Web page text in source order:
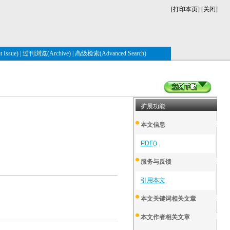
[打印本页] [关闭]
Issue)| 过刊浏览(Archive)| 高级检索(Advanced Search)
扩展功能
本文信息
PDF()
服务与反馈
引用本文
本文关键词相关文章
本文作者相关文章